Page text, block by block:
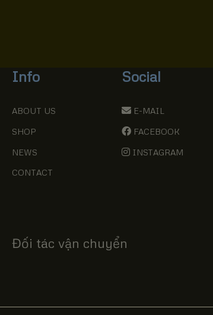
Info
ABOUT US
SHOP
NEWS
CONTACT
Social
E-MAIL
FACEBOOK
INSTAGRAM
Đối tác vận chuyển